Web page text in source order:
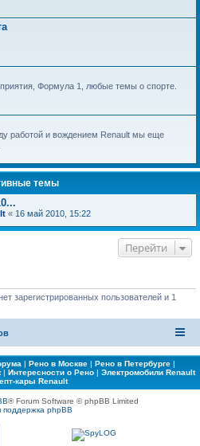
Формула 1, любые темы о спорте.
работой и вождением Renault мы еще
темы
« 16 май 2010, 15:22
Перейти
зарегистрированных пользователей и 1
| Рено в Москве | Рено в Петербурге |
| Интересности о Рено| Электромобили Renault
кары Renault
® Forum Software © phpBB Limited
поддержка phpBB